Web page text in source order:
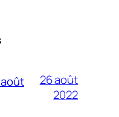
26 août
2022